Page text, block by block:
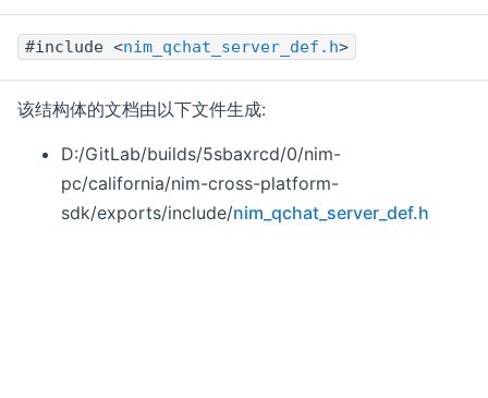
#include <nim_qchat_server_def.h>
该结构体的文档由以下文件生成:
D:/GitLab/builds/5sbaxrcd/0/nim-
pc/california/nim-cross-platform-
sdk/exports/include/nim_qchat_server_def.h